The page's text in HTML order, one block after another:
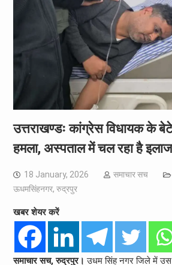
उत्तराखण्डः कांग्रेस विधायक के
हमला, अस्पताल में चल रहा है इलाज
18 January, 2026 समाचार सच
ऊधमसिंहनगर, रुद्रपुर
खबर शेयर करें
समाचार सच, रुद्रपुर। उधम सिंह नगर जिले में